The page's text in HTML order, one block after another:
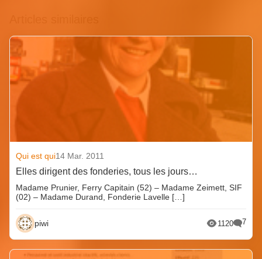
Qui est qui14 Mar. 2011
Elles dirigent des fonderies, tous les jours…
Madame Prunier, Ferry Capitain (52) – Madame Zeimett, SIF
(02) – Madame Durand, Fonderie Lavelle […]
piwi 1120 7